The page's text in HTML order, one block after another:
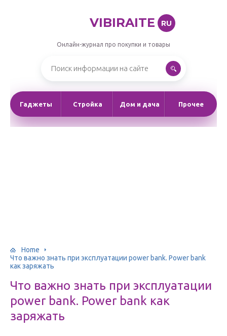
VIBIRAITE RU
Онлайн-журнал про покупки и товары
Гаджеты Стройка Дом и дача Прочее
Home
Что важно знать при эксплуатации power bank. Power bank
как заряжать
Что важно знать при эксплуатации
power bank. Power bank как
заряжать